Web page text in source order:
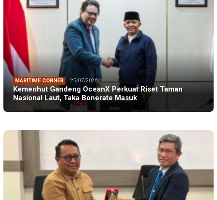
MARITIME CORNER 25/07/2026
Kemenhut Gandeng OceanX Perkuat Riset Taman
Nasional Laut, Taka Bonerate Masuk